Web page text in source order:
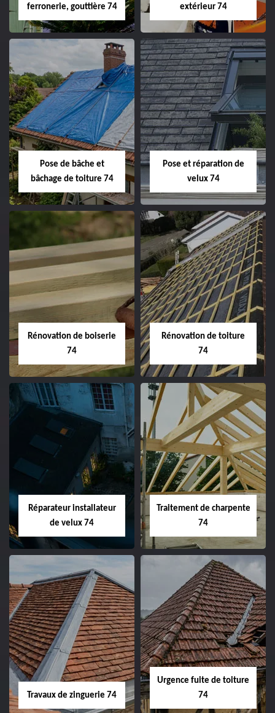
ferronerie, gouttière 74
extérieur 74
Pose de bâche et
bâchage de toiture 74
Pose et réparation de
velux 74
Rénovation de boiserie
74
Rénovation de toiture
74
Réparateur installateur
de velux 74
Traitement de charpente
74
Travaux de zinguerie 74
Urgence fuite de toiture
74